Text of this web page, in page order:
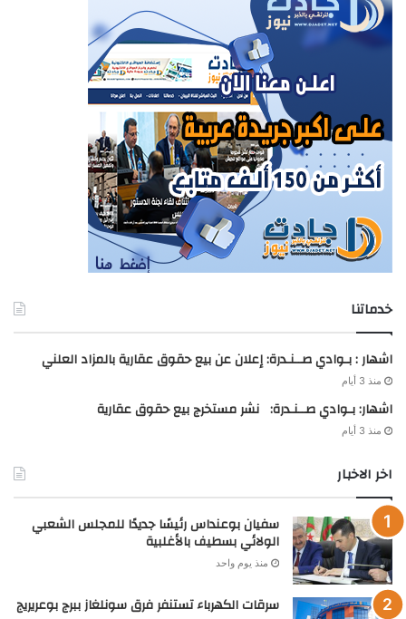
خدماتنا
اشهار : بـوادي صــنـدرة: إعلان عن بيع حقوق عقارية بالمزاد العلني
منذ 3 أيام
اشهار: بـوادي صــنـدرة: نشر مستخرج بيع حقوق عقارية
منذ 3 أيام
اخر الاخبار
سفيان بوعنداس رئيسًا جديدًا للمجلس الشعبي
الولائي بسطيف بالأغلبية
منذ يوم واحد
سرقات الكهرباء تستنفر فرق سونلغاز ببرج بوعريريج